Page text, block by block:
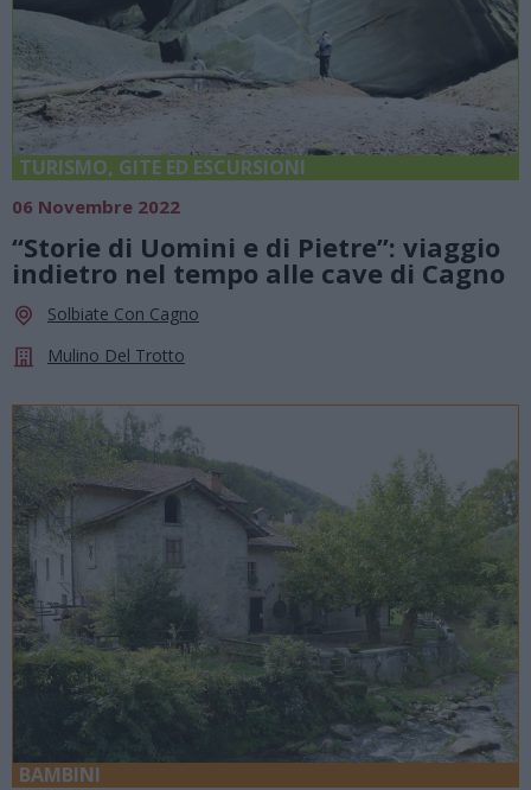
TURISMO, GITE ED ESCURSIONI
06 Novembre 2022
“Storie di Uomini e di Pietre”: viaggio
indietro nel tempo alle cave di Cagno
Solbiate Con Cagno
Mulino Del Trotto
BAMBINI